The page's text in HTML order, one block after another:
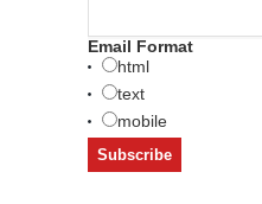
Email Format
html
text
mobile